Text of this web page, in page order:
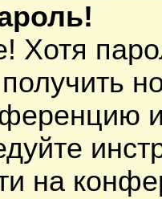
Хотя
на